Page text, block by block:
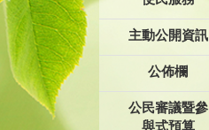
主動公開資訊
公佈欄
公民審議暨參
與式預算